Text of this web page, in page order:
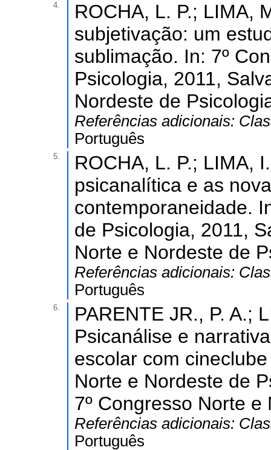
4.
ROCHA, L. P.; LIMA,
subjetivação: um
sublimação. In: 7º
Psicologia, 2011,
Nordeste de
Referências adicionais:
Português
5.
ROCHA, L. P.; LIMA,
psicanalítica e as
contemporaneidade.
de Psicologia, 2011,
Norte e Nordeste de
Referências adicionais:
Português
6.
PARENTE JR., P. A.;
Psicanálise e
escolar com
Norte e Nordeste de
7º Congresso Norte
Referências adicionais:
Português